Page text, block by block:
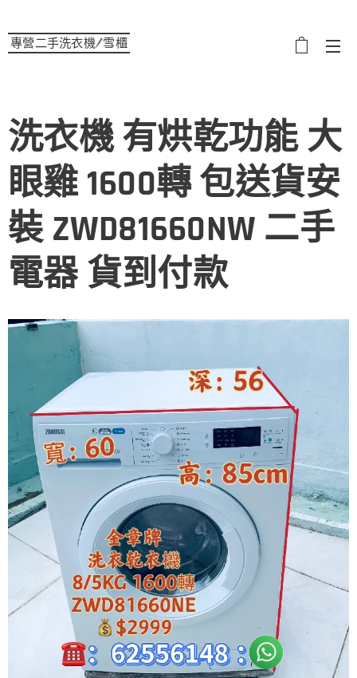
專營二手洗衣機/雪櫃
洗衣機 有烘乾功能 大
眼雞 1600轉 包送貨安
裝 ZWD81660NW 二手
電器 貨到付款